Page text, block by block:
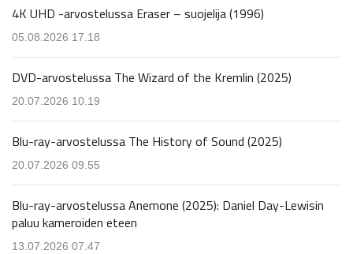
4K UHD -arvostelussa Eraser – suojelija (1996)
05.08.2026 17.18
DVD-arvostelussa The Wizard of the Kremlin (2025)
20.07.2026 10.19
Blu-ray-arvostelussa The History of Sound (2025)
20.07.2026 09.55
Blu-ray-arvostelussa Anemone (2025): Daniel Day-Lewisin
paluu kameroiden eteen
13.07.2026 07.47